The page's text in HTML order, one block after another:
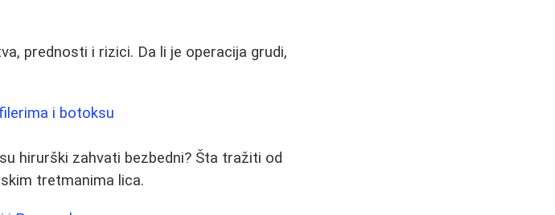
prednosti i rizici. Da li je operacija grudi,
i botoksu
hirurški zahvati bezbedni? Šta tražiti od
tretmanima lica.